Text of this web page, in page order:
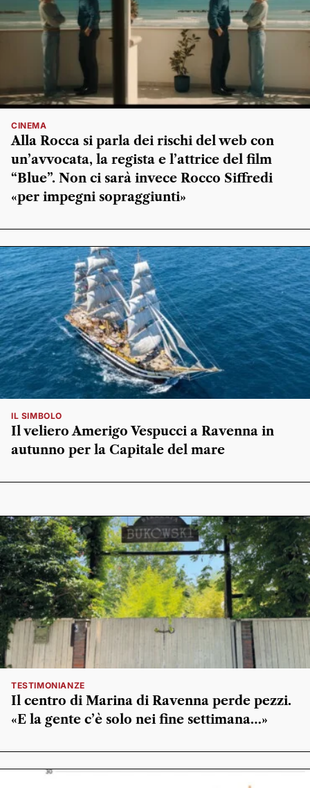
CINEMA
Alla Rocca si parla dei rischi del web con
un’avvocata, la regista e l’attrice del film
“Blue”. Non ci sarà invece Rocco Siffredi
«per impegni sopraggiunti»
IL SIMBOLO
Il veliero Amerigo Vespucci a Ravenna in
autunno per la Capitale del mare
TESTIMONIANZE
Il centro di Marina di Ravenna perde pezzi.
«E la gente c’è solo nei fine settimana…»